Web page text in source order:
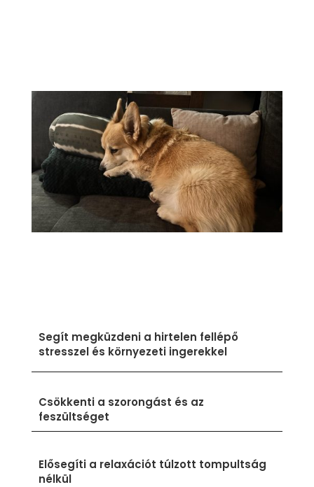
Segít megküzdeni a hirtelen fellépő
stresszel és környezeti ingerekkel
Csökkenti a szorongást és az
feszültséget
Elősegíti a relaxációt túlzott tompultság
nélkül